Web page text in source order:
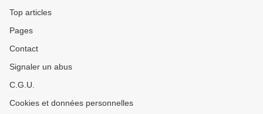
Top articles
Pages
Contact
Signaler un abus
C.G.U.
Cookies et données personnelles